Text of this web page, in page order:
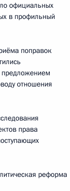
ТАСС)
Алания
официальных
в профильный
поправок
предложением
отношения
права
реформа